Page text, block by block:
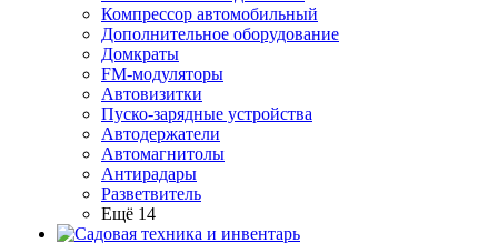
Компрессор автомобильный
Дополнительное оборудование
Домкраты
FM-модуляторы
Автовизитки
Пуско-зарядные устройства
Автодержатели
Автомагнитолы
Антирадары
Разветвитель
Ещё 14